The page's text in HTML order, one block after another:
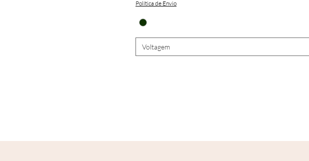
Política de Envio
Voltagem